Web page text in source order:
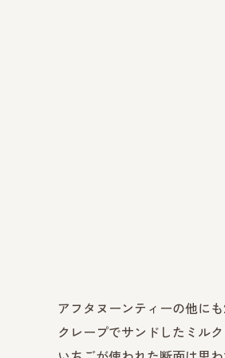
アフタヌーンティーの他にも
クレープでサンドしたミルク